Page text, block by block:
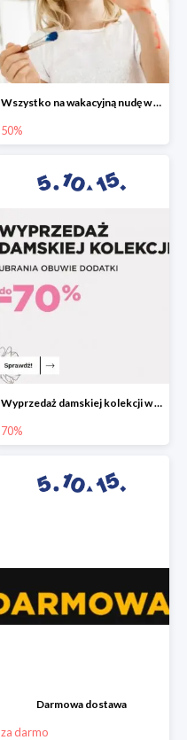
Wszystko na wakacyjną nudę w 5.10.15 - gry i zabawki do -50%
50%
Wyprzedaż damskiej kolekcji w 5.10.15 - ubrania, obuwie i dodatki do -70%
70%
Darmowa dostawa
za darmo